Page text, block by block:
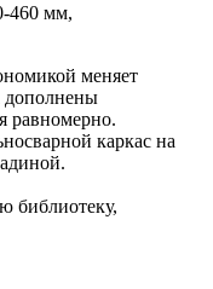
460 мм,
меняет
дополнены
равномерно.
каркас на
библиотеку,
Россия.